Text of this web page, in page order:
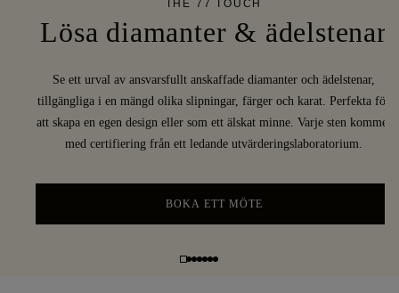
THE 77 TOUCH
Lösa diamanter & ädelstenar
Se ett urval av ansvarsfullt anskaffade diamanter och ädelstenar,
tillgängliga i en mängd olika slipningar, färger och karat. Perfekta för
att skapa en egen design eller som ett älskat minne. Varje sten kommer
med certifiering från ett ledande utvärderingslaboratorium.
BOKA ETT MÖTE